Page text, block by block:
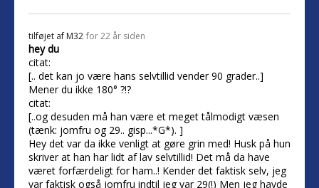
tilføjet af M32 for 22 år siden
hey du
citat:
[.. det kan jo være hans selvtillid vender 90 grader..]
Mener du ikke 180° ?!?
citat:
[..og desuden må han være et meget tålmodigt væsen
(tænk: jomfru og 29.. gisp...*G*). ]
Hey det var da ikke venligt at gøre grin med! Husk på hun
skriver at han har lidt af lav selvtillid! Det må da have
været forfærdeligt for ham..! Kender det faktisk selv, jeg
var faktisk også jomfru indtil jeg var 29(!) Men jeg havde